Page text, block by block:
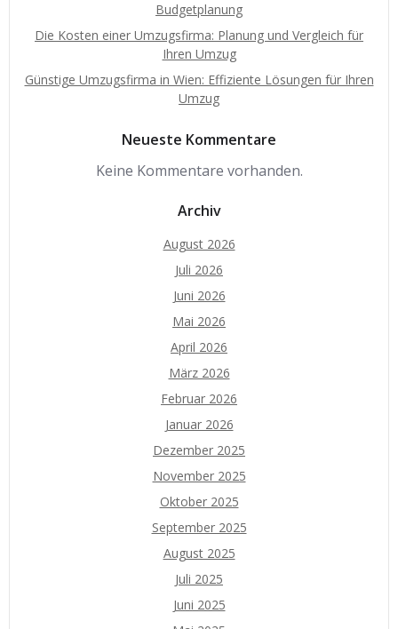
Budgetplanung
Die Kosten einer Umzugsfirma: Planung und Vergleich für
Ihren Umzug
Günstige Umzugsfirma in Wien: Effiziente Lösungen für Ihren
Umzug
Neueste Kommentare
Keine Kommentare vorhanden.
Archiv
August 2026
Juli 2026
Juni 2026
Mai 2026
April 2026
März 2026
Februar 2026
Januar 2026
Dezember 2025
November 2025
Oktober 2025
September 2025
August 2025
Juli 2025
Juni 2025